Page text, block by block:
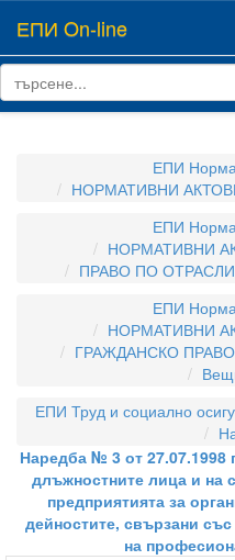
ЕПИ On-line
ЕПИ
НОРМАТИВНИ
ЕПИ
НОРМАТИВНИ
ПРАВО ПО
ЕПИ
НОРМАТИВНИ
ГРАЖДАНСКО
ЕПИ Труд и социално
Наредба № 3 от 27.07.1998
длъжностните лица и на
предприятията за
дейностите, свързани
на